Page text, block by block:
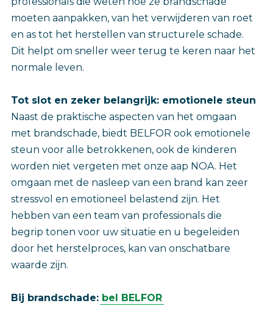
moeten aanpakken, van het verwijderen van roet
en as tot het herstellen van structurele schade.
Dit helpt om sneller weer terug te keren naar het
normale leven.
Tot slot en zeker belangrijk: emotionele steun
Naast de praktische aspecten van het omgaan
met brandschade, biedt BELFOR ook emotionele
steun voor alle betrokkenen, ook de kinderen
worden niet vergeten met onze aap NOA. Het
omgaan met de nasleep van een brand kan zeer
stressvol en emotioneel belastend zijn. Het
hebben van een team van professionals die
begrip tonen voor uw situatie en u begeleiden
door het herstelproces, kan van onschatbare
waarde zijn.
Bij brandschade: bel BELFOR